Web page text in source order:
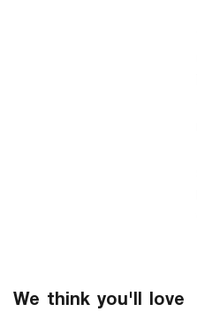
We think you'll love